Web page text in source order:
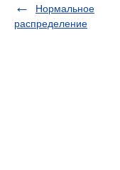
Нормальное
распределение